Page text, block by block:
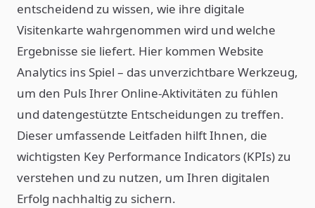
entscheidend zu wissen, wie ihre digitale
Visitenkarte wahrgenommen wird und welche
Ergebnisse sie liefert. Hier kommen Website
Analytics ins Spiel – das unverzichtbare Werkzeug,
um den Puls Ihrer Online-Aktivitäten zu fühlen
und datengestützte Entscheidungen zu treffen.
Dieser umfassende Leitfaden hilft Ihnen, die
wichtigsten Key Performance Indicators (KPIs) zu
verstehen und zu nutzen, um Ihren digitalen
Erfolg nachhaltig zu sichern.